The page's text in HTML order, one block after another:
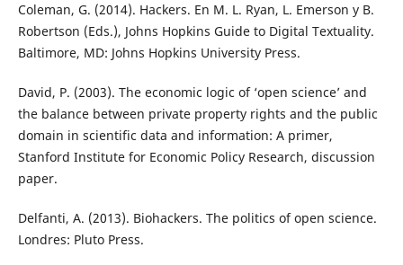
Coleman, G. (2014). Hackers. En M. L. Ryan, L. Emerson y B.
Robertson (Eds.), Johns Hopkins Guide to Digital Textuality.
Baltimore, MD: Johns Hopkins University Press.
David, P. (2003). The economic logic of ‘open science’ and
the balance between private property rights and the public
domain in scientific data and information: A primer,
Stanford Institute for Economic Policy Research, discussion
paper.
Delfanti, A. (2013). Biohackers. The politics of open science.
Londres: Pluto Press.